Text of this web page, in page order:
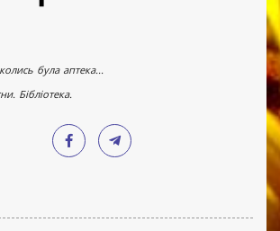
була аптека...
Бібліотека.